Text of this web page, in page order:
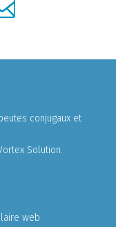
conjugaux et
Solution.
web